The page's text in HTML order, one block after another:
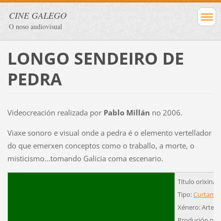
CINE GALEGO
O noso audiovisual
LONGO SENDEIRO DE
PEDRA
Videocreación realizada por Pablo Millán no 2006.
Viaxe sonoro e visual onde a pedra é o elemento vertellador
do que emerxen conceptos como o traballo, a morte, o
misticismo...tomando Galicia coma escenario.
Titulo orixinal:
Tipo:
Xénero: Arte